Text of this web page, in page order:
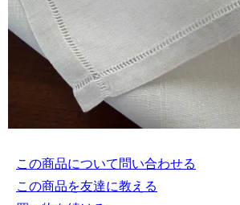
この商品について問い合わせる
この商品を友達に教える